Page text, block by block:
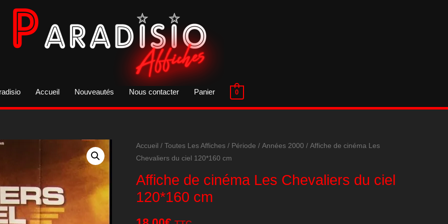
Accueil Nouveautés Nous contacter Panier 0
Accueil / Toutes Les Affiches / Période / Années 2000 / Affiche de cinéma Les
Chevaliers du ciel 120*160 cm
Affiche de cinéma Les Chevaliers du ciel
120*160 cm